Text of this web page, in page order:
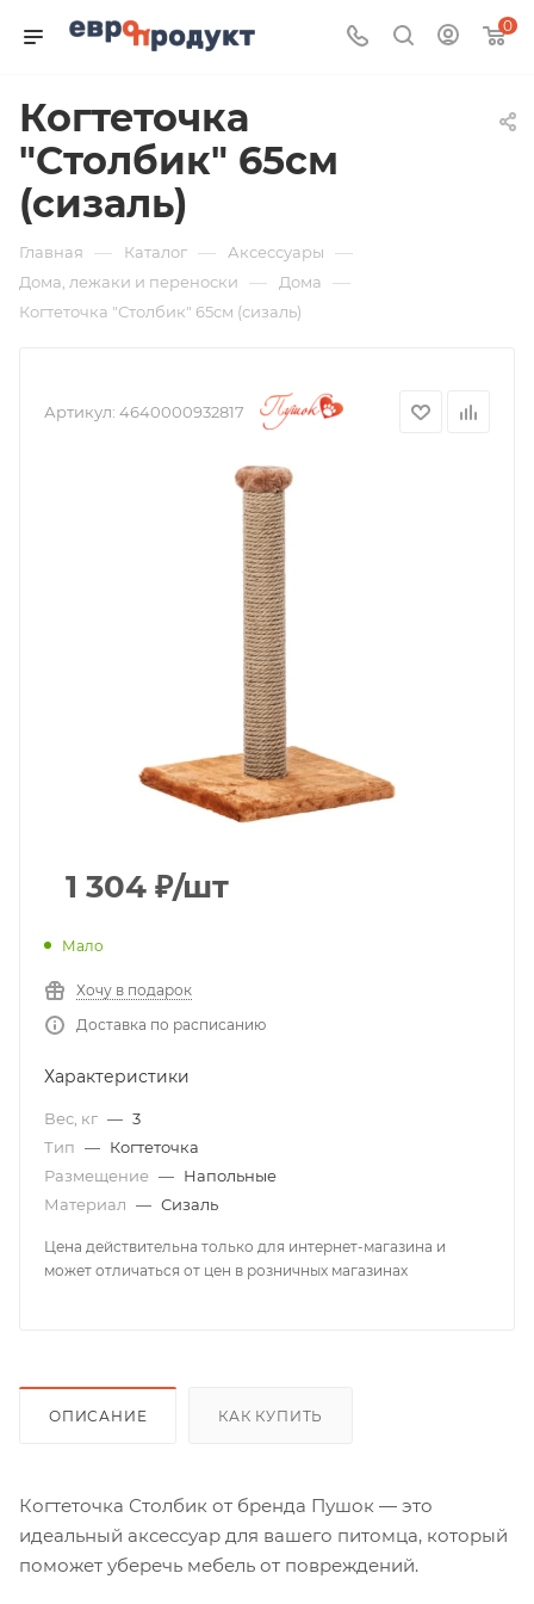
0
Когтеточка
"Столбик" 65см
(сизаль)
Главная — Каталог — Аксессуары —
Дома, лежаки и переноски — Дома —
Когтеточка "Столбик" 65см (сизаль)
Артикул: 4640000932817
1 304 ₽/шт
Мало
Хочу в подарок
Доставка по расписанию
Характеристики
Вес, кг — 3
Тип — Когтеточка
Размещение — Напольные
Материал — Сизаль
Цена действительна только для интернет-магазина и
может отличаться от цен в розничных магазинах
ОПИСАНИЕ КАК КУПИТЬ
Когтеточка Столбик от бренда Пушок — это
идеальный аксессуар для вашего питомца, который
поможет уберечь мебель от повреждений.